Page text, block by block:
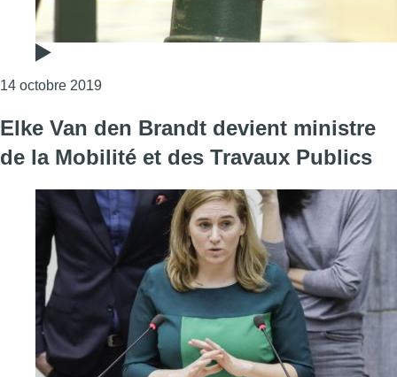
14 octobre 2019Consulter l'article "Des “poteaux mous”
Elke Van den Brandt devient ministre
de la Mobilité et des Travaux Publics